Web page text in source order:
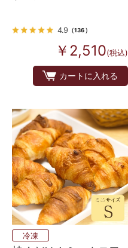
4.9 （136）
￥2,510(税込)
カートに入れる
冷凍